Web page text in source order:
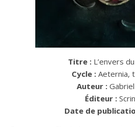
Titre : L’envers
Cycle : Aeternia,
Auteur :
Éditeur :
Date de